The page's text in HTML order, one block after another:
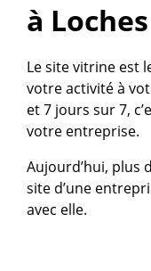
à Loches
Le site vitrine est
votre activité à
et 7 jours sur 7,
votre entreprise.
Aujourd’hui, plus
site d’une
avec elle.